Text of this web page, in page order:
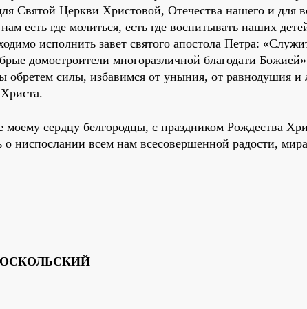
Святой Церкви Христовой, Отечества нашего и для
есть где молиться, есть где воспитывать наших
исполнить завет святого апостола Петра:
домостроители многоразличной благодати
силы, избавимся от уныния, от равнодушия и
сердцу белгородцы, с праздником Рождества
ниспослании всем нам всесовершенной радости,